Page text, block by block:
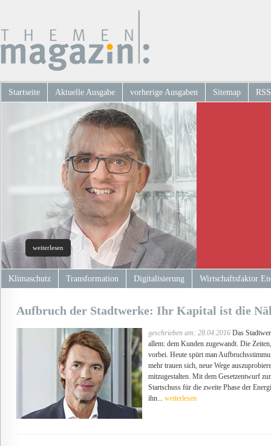
Startseite Aktuelle Ausgabe vorherige Ausgaben Sitemap RSS
weiterlesen
Klimaschutz Transformation Digitalisierung Wirtschaftsfaktor
Aufbruch der Stadtwerke: Ihr Kapital ist die
geschrieben am: 28.04.2016Das
allem: dem Kunden zugewandt. Die
vorbei. Heute spürt man
mehr trauen sich, neue Wege
mitzugestalten. Mit dem Gesetzentwurf
Startschuss für die zweite Phase der
ihn... weiterlesen